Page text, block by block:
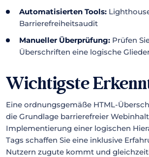
Automatisierten Tools:
Barrierefreiheitsaudit
Manueller Überprüfung: Prüfen
Überschriften eine logische
Wichtigste
Eine ordnungsgemäße HTML-
die Grundlage barrierefreier
Implementierung einer logischen
Tags schaffen Sie eine inklusive
Nutzern zugute kommt und